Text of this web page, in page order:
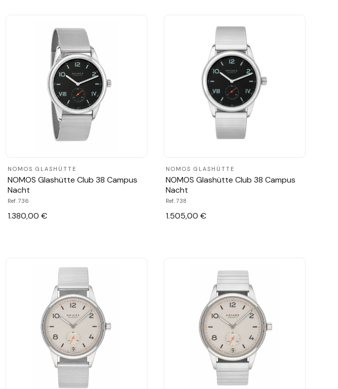
NOMOS GLASHÜTTE
NOMOS Glashütte Club 38 Campus
Nacht
Ref. 736
1.380,00 €
NOMOS GLASHÜTTE
NOMOS Glashütte Club 38 Campus
Nacht
Ref. 738
1.505,00 €